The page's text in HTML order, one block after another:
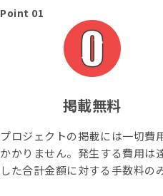
Point 01
掲載無料
プロジェクトの掲載には一切費
かかりません。発生する費用は
した合計金額に対する手数料のみ